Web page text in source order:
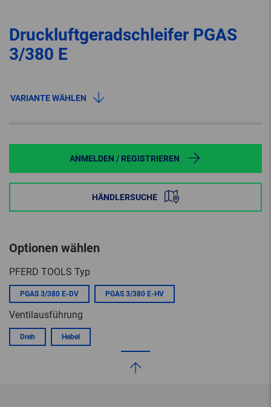
Druckluftgeradschleifer PGAS
3/380 E
VARIANTE WÄHLEN
ANMELDEN / REGISTRIEREN
HÄNDLERSUCHE
Optionen wählen
PFERD TOOLS Typ
PGAS 3/380 E-DV PGAS 3/380 E-HV
Ventilausführung
Dreh Hebel